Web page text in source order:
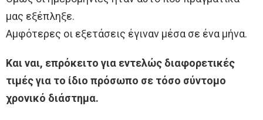
μας εξέπληξε.
Αμφότερες οι εξετάσεις έγιναν μέσα σε ένα μήνα.
Και ναι, επρόκειτο για εντελώς διαφορετικές
τιμές για το ίδιο πρόσωπο σε τόσο σύντομο
χρονικό διάστημα.